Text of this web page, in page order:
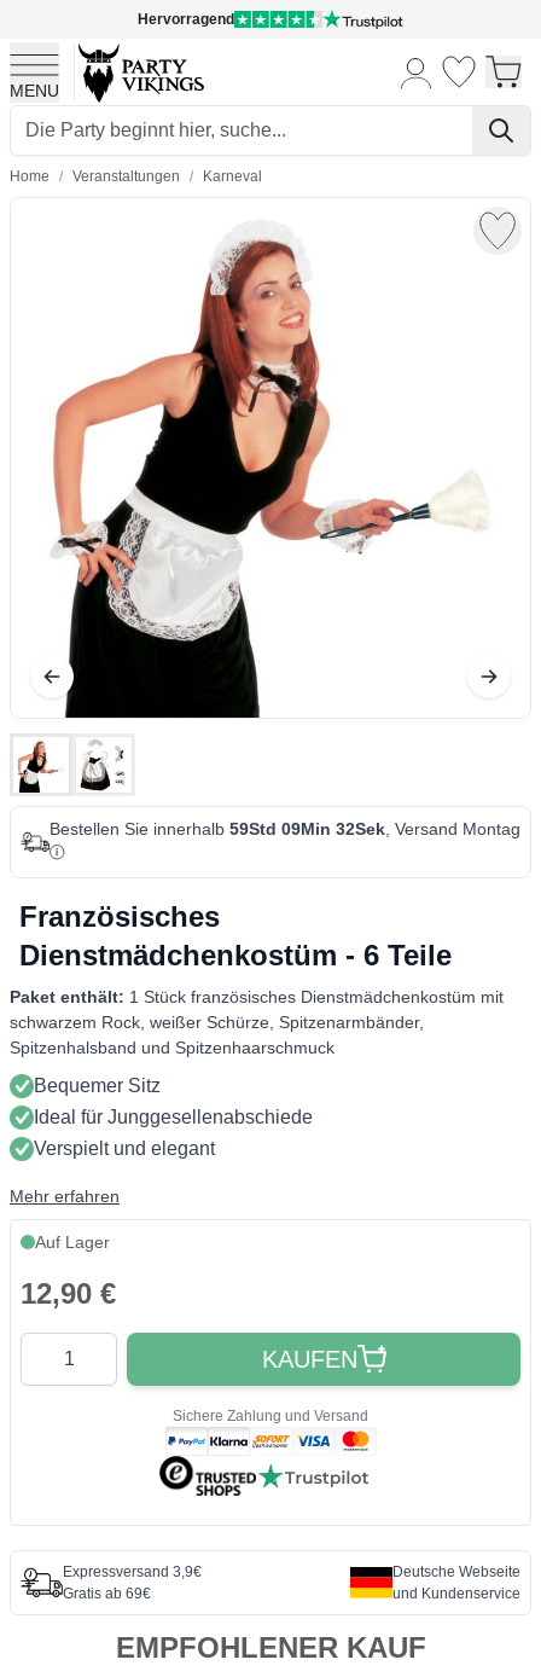
Hervorragend
MENU
Skip to Content
Home / Veranstaltungen / Karneval
Bestellen Sie innerhalb 59Std 09Min 32Sek , Versand Montag
Französisches
Dienstmädchenkostüm - 6 Teile
Paket enthält: 1 Stück französisches Dienstmädchenkostüm mit
schwarzem Rock, weißer Schürze, Spitzenarmbänder,
Spitzenhalsband und Spitzenhaarschmuck
Bequemer Sitz
Ideal für Junggesellenabschiede
Verspielt und elegant
Mehr erfahren
Auf Lager
12,90 €
Quantity
KAUFEN
Sichere Zahlung und Versand
Expressversand 3,9€
Gratis ab 69€
Deutsche Webseite
und Kundenservice
EMPFOHLENER KAUF